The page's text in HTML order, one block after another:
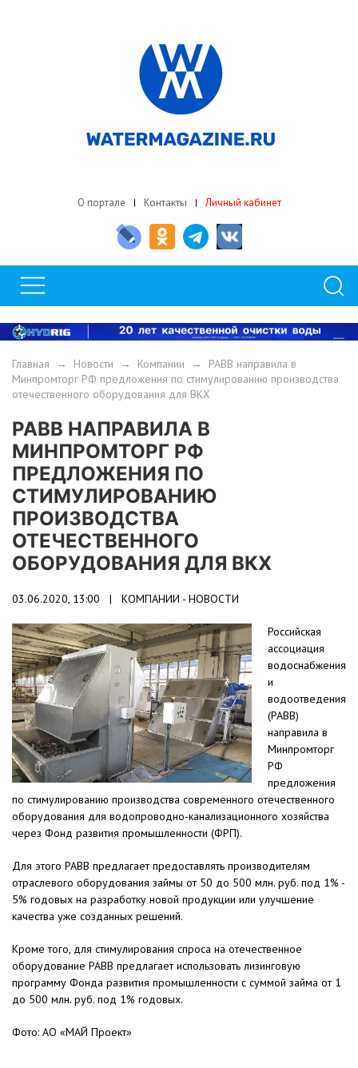
О портале Контакты Личный кабинет
Главная → Новости → Компании → РАВВ направила в
Минпромторг РФ предложения по стимулированию производства
отечественного оборудования для ВКХ
РАВВ НАПРАВИЛА В
МИНПРОМТОРГ РФ
ПРЕДЛОЖЕНИЯ ПО
СТИМУЛИРОВАНИЮ
ПРОИЗВОДСТВА
ОТЕЧЕСТВЕННОГО
ОБОРУДОВАНИЯ ДЛЯ ВКХ
03.06.2020, 13:00 | КОМПАНИИ - НОВОСТИ
Российская
ассоциация
водоснабжения
и
водоотведения
(РАВВ)
направила в
Минпромторг
РФ
предложения
по стимулированию производства современного отечественного
оборудования для водопроводно-канализационного хозяйства
через Фонд развития промышленности (ФРП).
Для этого РАВВ предлагает предоставлять производителям
отраслевого оборудования займы от 50 до 500 млн. руб. под 1% -
5% годовых на разработку новой продукции или улучшение
качества уже созданных решений.
Кроме того, для стимулирования спроса на отечественное
оборудование РАВВ предлагает использовать лизинговую
программу Фонда развития промышленности с суммой займа от 1
до 500 млн. руб. под 1% годовых.
Фото: АО «МАЙ Проект»